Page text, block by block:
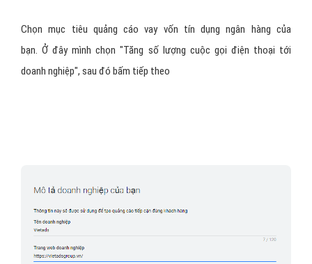
Chọn mục tiêu quảng cáo vay vốn tín dụng ngân hàng của
bạn. Ở đây mình chọn "Tăng số lượng cuộc gọi điện thoại tới
doanh nghiệp", sau đó bấm tiếp theo